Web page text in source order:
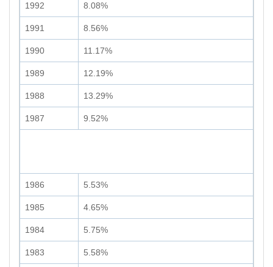
1992 8.08%
1991 8.56%
1990 11.17%
1989 12.19%
1988 13.29%
1987 9.52%
1986 5.53%
1985 4.65%
1984 5.75%
1983 5.58%